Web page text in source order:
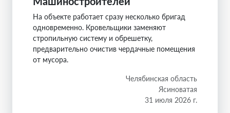
На объекте работает сразу несколько бригад
одновременно. Кровельщики заменяют
стропильную систему и обрешетку,
предварительно очистив чердачные помещения
от мусора.
Челябинская область
Ясиноватая
31 июля 2026 г.